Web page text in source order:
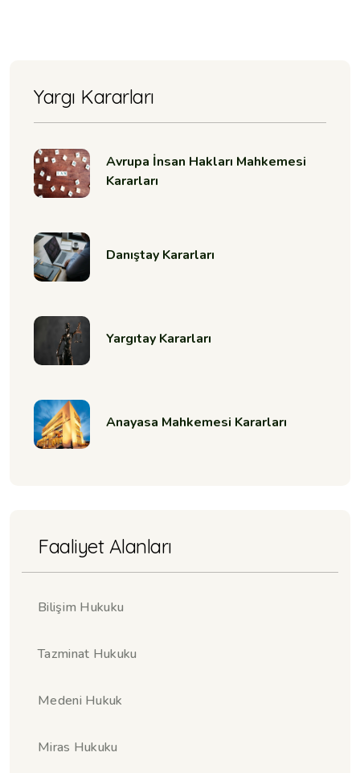
Yargı Kararları
Avrupa İnsan Hakları Mahkemesi
Kararları
Danıştay Kararları
Yargıtay Kararları
Anayasa Mahkemesi Kararları
Faaliyet Alanları
Bilişim Hukuku
Tazminat Hukuku
Medeni Hukuk
Miras Hukuku